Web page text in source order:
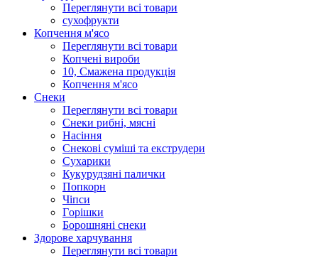
Переглянути всі товари
сухофрукти
Копчення м'ясо
Переглянути всі товари
Копчені вироби
10, Смажена продукція
Копчення м'ясо
Снеки
Переглянути всі товари
Снеки рибні, мясні
Насіння
Снекові суміші та екструдери
Сухарики
Кукурудзяні пaлички
Попкорн
Чіпси
Гoрішки
Борошняні снеки
Здорове харчування
Переглянути всі товари